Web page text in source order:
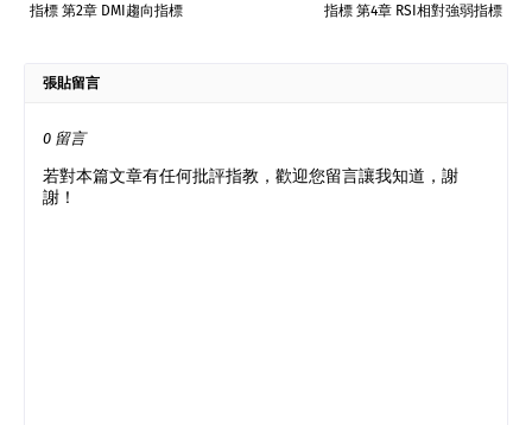
指標 第4章 RSI相對強弱指標
指標 第2章 DMI趨向指標
張貼留言
0 留言
若對本篇文章有任何批評指教，歡迎您留言讓我知道，謝
謝！